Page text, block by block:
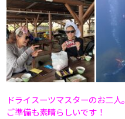
ドライスーツマスターのお二人。
ご準備も素晴らしいです！